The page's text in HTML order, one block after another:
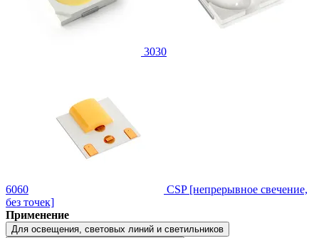
3030
6060
CSP [непрерывное свечение,
без точек]
Применение
Для освещения, световых линий и светильников